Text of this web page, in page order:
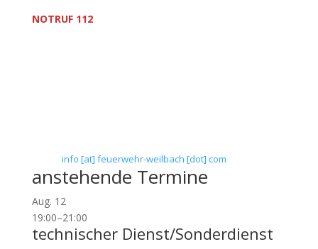
NOTRUF 112
info [at] feuerwehr-weilbach [dot] com
anstehende Termine
Aug. 12
19:00–21:00
technischer Dienst/Sonderdienst